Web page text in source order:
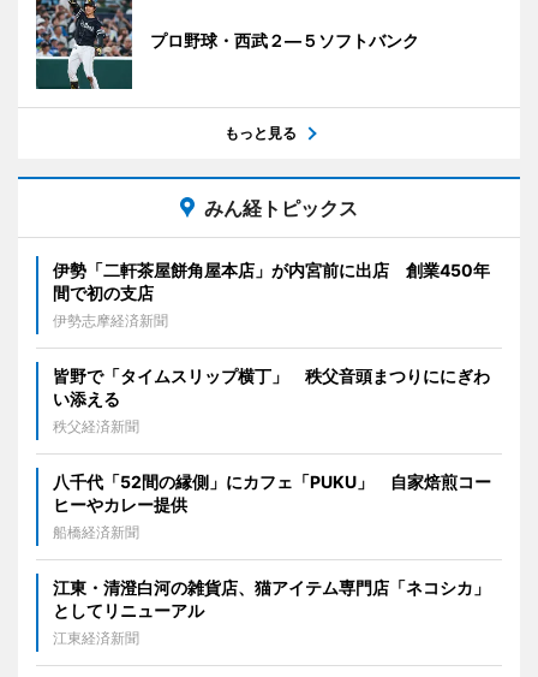
プロ野球・西武２―５ソフトバンク
もっと見る
みん経トピックス
伊勢「二軒茶屋餅角屋本店」が内宮前に出店 創業450年
間で初の支店
伊勢志摩経済新聞
皆野で「タイムスリップ横丁」 秩父音頭まつりににぎわ
い添える
秩父経済新聞
八千代「52間の縁側」にカフェ「PUKU」 自家焙煎コー
ヒーやカレー提供
船橋経済新聞
江東・清澄白河の雑貨店、猫アイテム専門店「ネコシカ」
としてリニューアル
江東経済新聞